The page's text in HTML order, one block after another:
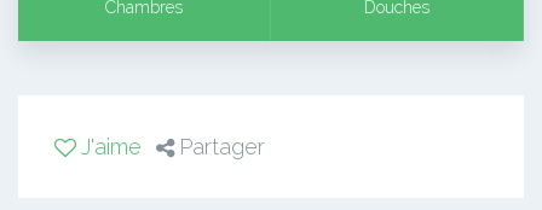
Chambres Douches
J'aime Partager